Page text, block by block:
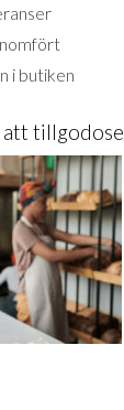
i butiken
att tillgodose